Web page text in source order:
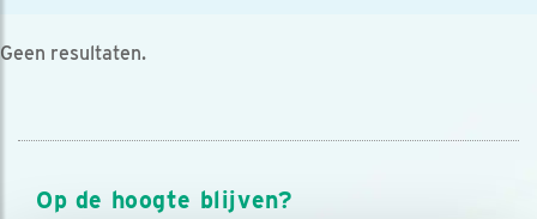
Geen resultaten.
Op de hoogte blijven?